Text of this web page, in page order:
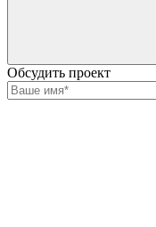
Обсудить проект